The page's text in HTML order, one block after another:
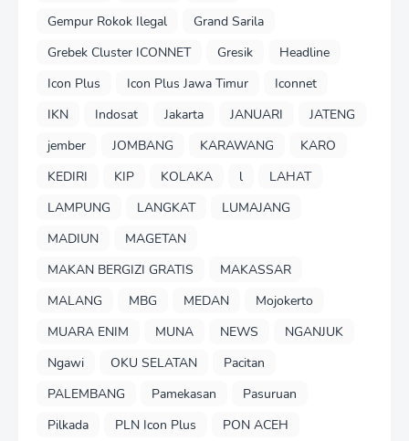
Gempur Rokok Ilegal
Grand Sarila
Grebek Cluster ICONNET
Gresik
Headline
Icon Plus
Icon Plus Jawa Timur
Iconnet
IKN
Indosat Jakarta JANUARI
JATENG
jember
JOMBANG KARAWANG
KARO
KEDIRI
KIP KOLAKA l
LAHAT
LAMPUNG
LANGKAT
LUMAJANG
MADIUN
MAGETAN
MAKAN BERGIZI GRATIS
MAKASSAR
MALANG
MBG MEDAN
Mojokerto
MUARA ENIM
MUNA NEWS
NGANJUK
Ngawi
OKU SELATAN
Pacitan
PALEMBANG
Pamekasan
Pasuruan
Pilkada
PLN Icon Plus
PON ACEH